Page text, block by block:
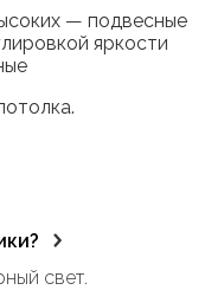
— подвесные
яркости
свет.